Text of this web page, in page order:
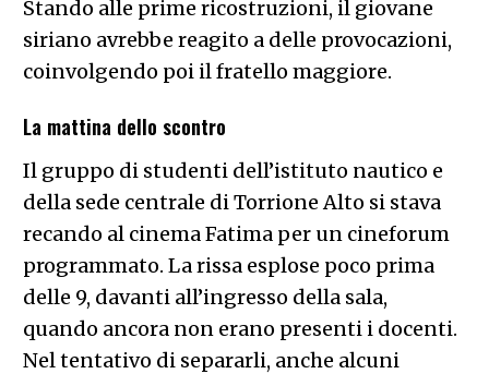
Stando alle prime ricostruzioni, il giovane
siriano avrebbe reagito a delle provocazioni,
coinvolgendo poi il fratello maggiore.
La mattina dello scontro
Il gruppo di studenti dell’istituto nautico e
della sede centrale di Torrione Alto si stava
recando al cinema Fatima per un cineforum
programmato. La rissa esplose poco prima
delle 9, davanti all’ingresso della sala,
quando ancora non erano presenti i docenti.
Nel tentativo di separarli, anche alcuni